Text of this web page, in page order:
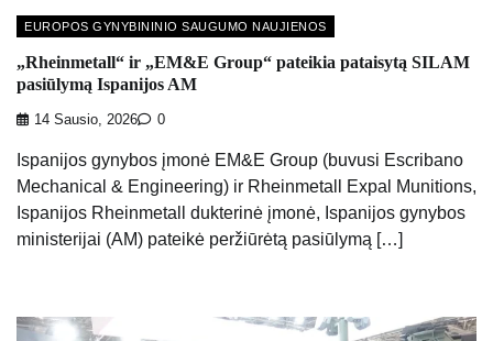
EUROPOS GYNYBININIO SAUGUMO NAUJIENOS
„Rheinmetall“ ir „EM&E Group“ pateikia pataisytą SILAM
pasiūlymą Ispanijos AM
14 Sausio, 2026 0
Ispanijos gynybos įmonė EM&E Group (buvusi Escribano
Mechanical & Engineering) ir Rheinmetall Expal Munitions,
Ispanijos Rheinmetall dukterinė įmonė, Ispanijos gynybos
ministerijai (AM) pateikė peržiūrėtą pasiūlymą […]